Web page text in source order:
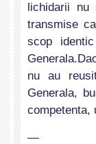
lichidarii nu
transmise
scop
nu au
Generala,
competenta,
—